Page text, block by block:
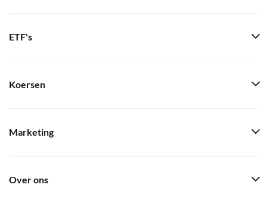
ETF's
Koersen
Marketing
Over ons